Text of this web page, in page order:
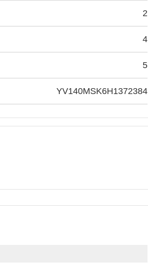
2
4
5
YV140MSK6H1372384